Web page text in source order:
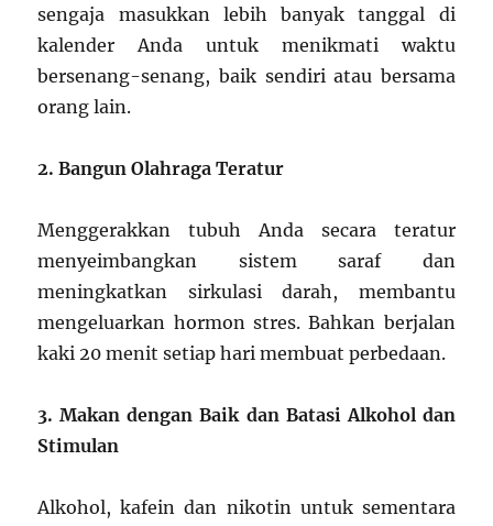
sengaja masukkan lebih banyak tanggal di
kalender Anda untuk menikmati waktu
bersenang-senang, baik sendiri atau bersama
orang lain.
2. Bangun Olahraga Teratur
Menggerakkan tubuh Anda secara teratur
menyeimbangkan sistem saraf dan
meningkatkan sirkulasi darah, membantu
mengeluarkan hormon stres. Bahkan berjalan
kaki 20 menit setiap hari membuat perbedaan.
3. Makan dengan Baik dan Batasi Alkohol dan
Stimulan
Alkohol, kafein dan nikotin untuk sementara